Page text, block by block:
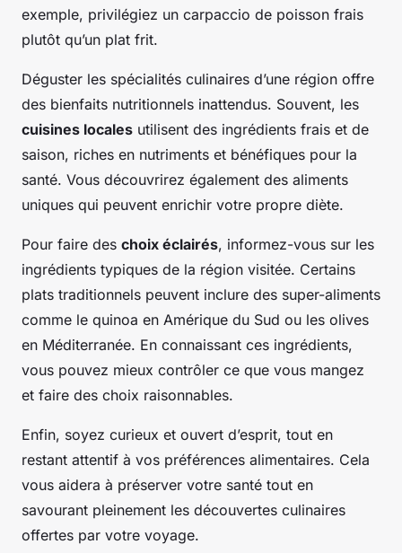
exemple, privilégiez un carpaccio de poisson frais
plutôt qu’un plat frit.
Déguster les spécialités culinaires d’une région offre
des bienfaits nutritionnels inattendus. Souvent, les
cuisines locales utilisent des ingrédients frais et de
saison, riches en nutriments et bénéfiques pour la
santé. Vous découvrirez également des aliments
uniques qui peuvent enrichir votre propre diète.
Pour faire des choix éclairés, informez-vous sur les
ingrédients typiques de la région visitée. Certains
plats traditionnels peuvent inclure des super-aliments
comme le quinoa en Amérique du Sud ou les olives
en Méditerranée. En connaissant ces ingrédients,
vous pouvez mieux contrôler ce que vous mangez
et faire des choix raisonnables.
Enfin, soyez curieux et ouvert d’esprit, tout en
restant attentif à vos préférences alimentaires. Cela
vous aidera à préserver votre santé tout en
savourant pleinement les découvertes culinaires
offertes par votre voyage.